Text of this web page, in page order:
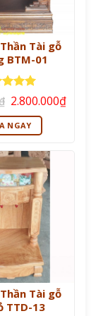
Tài gỗ
BTM-01
xếp
55
Giá
gốc
là:
3.000.000₫.
2.800.000₫Giá
NGAY
Tài gỗ
TTD-13